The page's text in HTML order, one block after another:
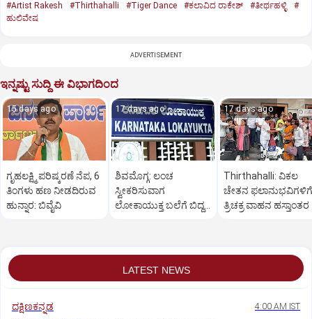
#Artist Rakesh #Thirthahalli #Tiger Dance #ಕಲಾವಿದ ರಾಕೇಶ್ #ತೀರ್ಥಹಳ್ಳಿ
#
ಹುಲಿವೇಷ
ADVERTISEMENT
ಇನ್ನಷ್ಟು ಸುದ್ದಿ ಈ ವಿಭಾಗದಿಂದ
15 days ago
ಗೃಹಲಕ್ಷ್ಮಿ ಪರಿಷ್ಕರಣೆ ನೆಪ, 6
ತಿಂಗಳು ಹಣ ನೀಡದಿರುವ
ಹುನ್ನಾರ: ಬಿವೈವಿ
17 days ago
ಶಿವಮೊಗ್ಗ: ಲಂಚ
ಸ್ವೀಕರಿಸುವಾಗ
ಲೋಕಾಯುಕ್ತ ಬಲೆಗೆ ಬಿದ್ದ
17 days ago
Thirthahalli: ವಿಕಲ
ಚೇತನ ಫಲಾನುಭವಿಗಳಿಗೆ
ತ್ರಿಚಕ್ರ ವಾಹನ ಹಸ್ತಾಂತರ
LATEST NEWS
ದಕ್ಷಿಣಕನ್ನಡ 4:00 AM IST